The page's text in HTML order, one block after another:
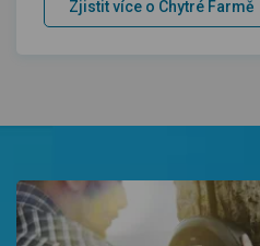
Zjistit více o Chytré Farmě